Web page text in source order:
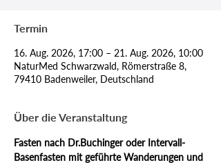
Termin
16. Aug. 2026, 17:00 – 21. Aug. 2026, 10:00
NaturMed Schwarzwald, Römerstraße 8,
79410 Badenweiler, Deutschland
Über die Veranstaltung
Fasten nach Dr.Buchinger oder Intervall-
Basenfasten mit geführte Wanderungen und